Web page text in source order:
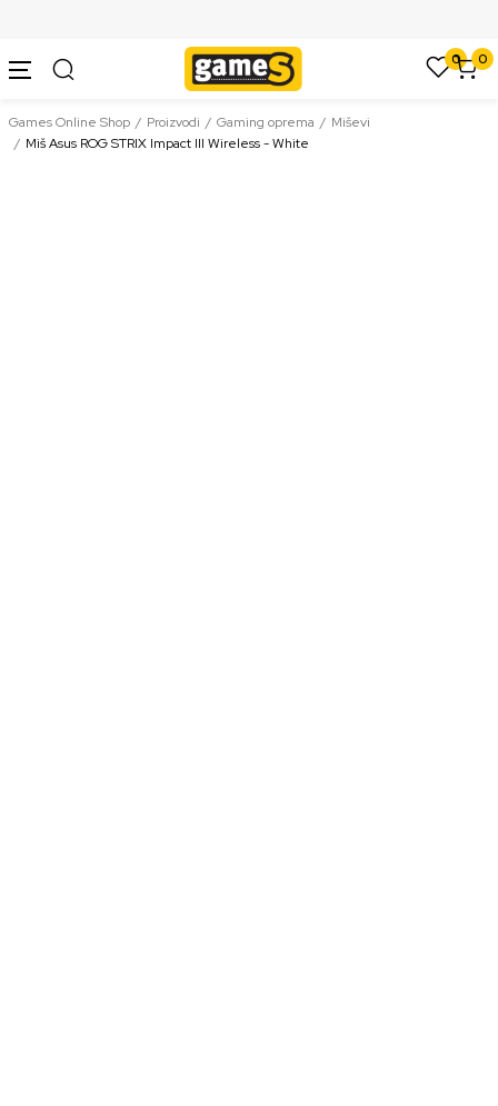
0 0
Games Online Shop Proizvodi Gaming oprema
Miševi
Miš Asus ROG STRIX Impact III Wireless - White